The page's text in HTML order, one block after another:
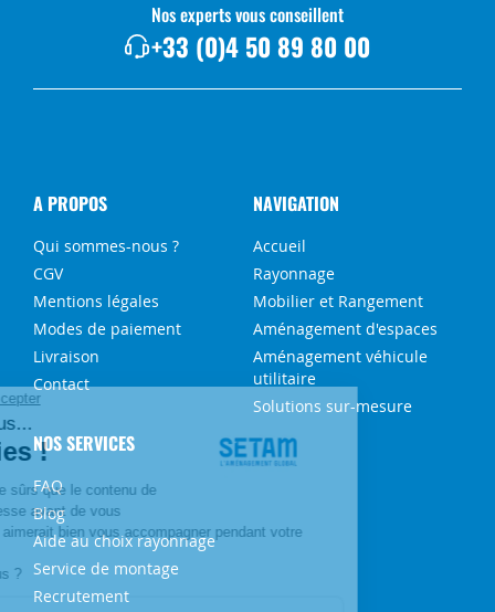
Nos experts vous conseillent
+33 (0)4 50 89 80 00
A PROPOS
Qui sommes-nous ?
CGV
Mentions légales
Modes de paiement
Livraison
Contact
NAVIGATION
Accueil
Rayonnage
Mobilier et Rangement
Aménagement d'espaces
Aménagement véhicule
utilitaire
Solutions sur-mesure
NOS SERVICES
FAQ
Blog
Aide au choix rayonnage
Service de montage
Recrutement